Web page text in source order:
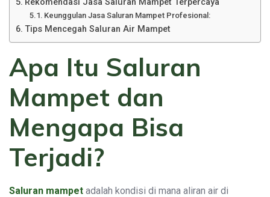
Keunggulan Jasa Saluran Mampet Profesional:
Tips Mencegah Saluran Air Mampet
Apa Itu Saluran
Mampet dan
Mengapa Bisa
Terjadi?
Saluran mampet adalah kondisi di mana aliran air di